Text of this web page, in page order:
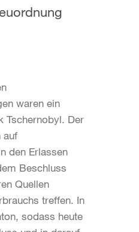
waren ein
Tschernobyl. Der
auf
den Erlassen
Beschluss
Quellen
treffen. In
sodass heute